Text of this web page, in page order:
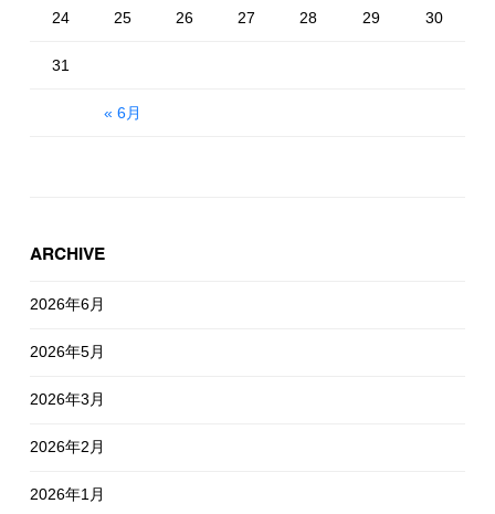
« 6月
24 25 26 27 28 29 30
31
ARCHIVE
2026年6月
2026年5月
2026年3月
2026年2月
2026年1月